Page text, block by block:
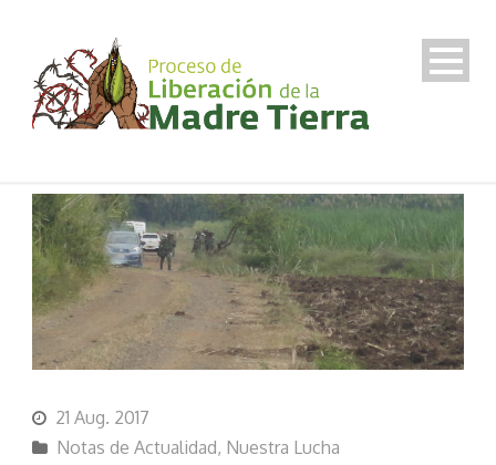
21 Aug. 2017
Notas de Actualidad, Nuestra Lucha